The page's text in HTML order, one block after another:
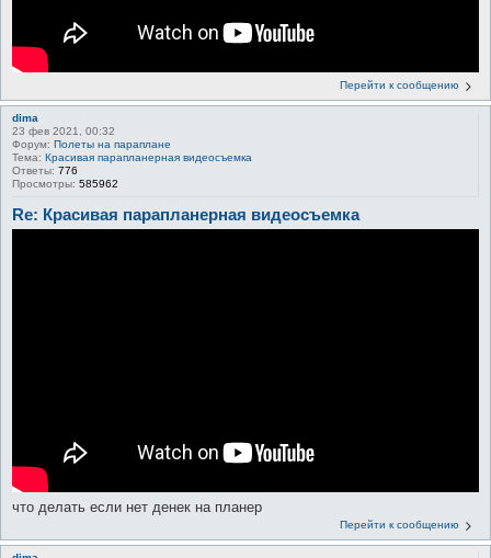
Перейти к сообщению
dima
23 фев 2021, 00:32
Форум: Полеты на параплане
Тема: Красивая парапланерная видеосъемка
Ответы: 776
Просмотры: 585962
Re: Красивая парапланерная видеосъемка
что делать если нет денек на планер
Перейти к сообщению